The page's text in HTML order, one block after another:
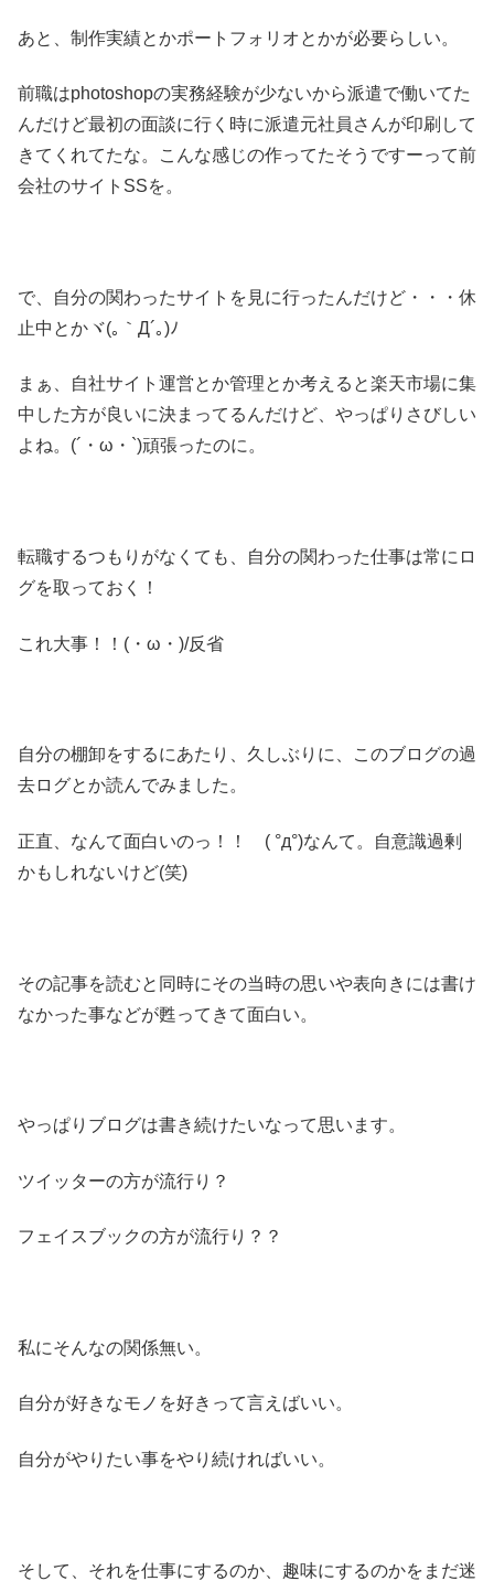
あと、制作実績とかポートフォリオとかが必要らしい。
前職はphotoshopの実務経験が少ないから派遣で働いてた
んだけど最初の面談に行く時に派遣元社員さんが印刷して
きてくれてたな。こんな感じの作ってたそうですーって前
会社のサイトSSを。
で、自分の関わったサイトを見に行ったんだけど・・・休
止中とかヾ(｡｀Д´｡)ﾉ
まぁ、自社サイト運営とか管理とか考えると楽天市場に集
中した方が良いに決まってるんだけど、やっぱりさびしい
よね。(´・ω・`)頑張ったのに。
転職するつもりがなくても、自分の関わった仕事は常にロ
グを取っておく！
これ大事！！(・ω・)/反省
自分の棚卸をするにあたり、久しぶりに、このブログの過
去ログとか読んでみました。
正直、なんて面白いのっ！！ ( °д°)なんて。自意識過剰
かもしれないけど(笑)
その記事を読むと同時にその当時の思いや表向きには書け
なかった事などが甦ってきて面白い。
やっぱりブログは書き続けたいなって思います。
ツイッターの方が流行り？
フェイスブックの方が流行り？？
私にそんなの関係無い。
自分が好きなモノを好きって言えばいい。
自分がやりたい事をやり続ければいい。
そして、それを仕事にするのか、趣味にするのかをまだ迷